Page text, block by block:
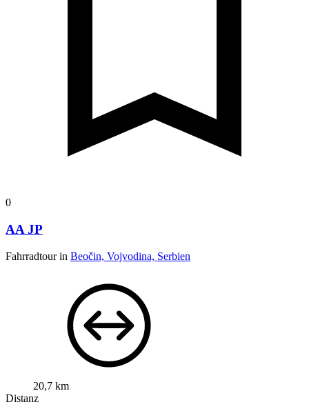
0
AA JP
Fahrradtour in Beočin, Vojvodina, Serbien
20,7 km
Distanz